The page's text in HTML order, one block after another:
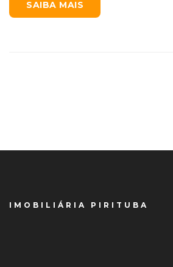
SAIBA MAIS
IMOBILIÁRIA PIRITUBA